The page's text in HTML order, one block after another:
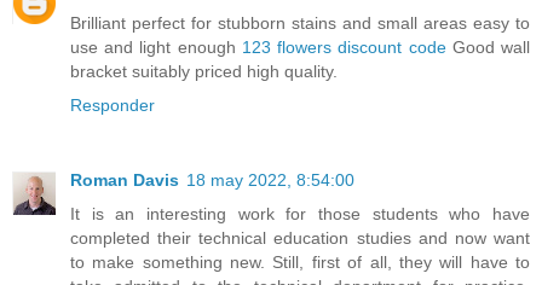
Brilliant perfect for stubborn stains and small areas easy to
use and light enough 123 flowers discount codeGood wall
bracket suitably priced high quality.
Responder
Roman Davis 18 may 2022, 8:54:00
It is an interesting work for those students who have
completed their technical education studies and now want
to make something new. Still, first of all, they will have to